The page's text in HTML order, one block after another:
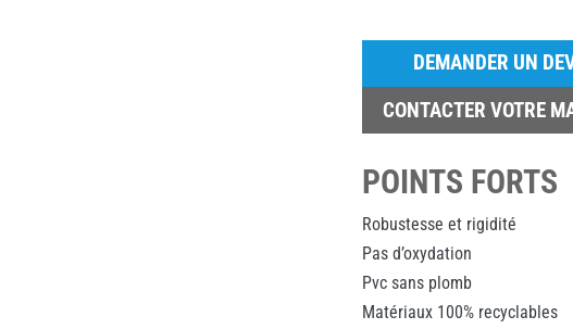
DEMANDER UN
CONTACTER VOTRE
POINTS FORTS
Robustesse et rigidité
Pas d’oxydation
Pvc sans plomb
Matériaux 100% recyclables